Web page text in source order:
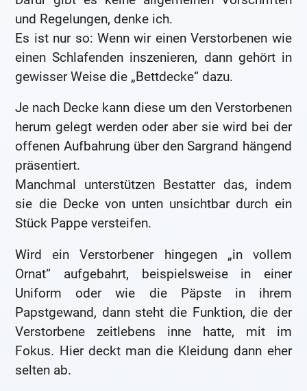
und Regelungen, denke ich.
Es ist nur so: Wenn wir einen Verstorbenen wie
einen Schlafenden inszenieren, dann gehört in
gewisser Weise die „Bettdecke“ dazu.
Je nach Decke kann diese um den Verstorbenen
herum gelegt werden oder aber sie wird bei der
offenen Aufbahrung über den Sargrand hängend
präsentiert.
Manchmal unterstützen Bestatter das, indem
sie die Decke von unten unsichtbar durch ein
Stück Pappe versteifen.
Wird ein Verstorbener hingegen „in vollem
Ornat“ aufgebahrt, beispielsweise in einer
Uniform oder wie die Päpste in ihrem
Papstgewand, dann steht die Funktion, die der
Verstorbene zeitlebens inne hatte, mit im
Fokus. Hier deckt man die Kleidung dann eher
selten ab.